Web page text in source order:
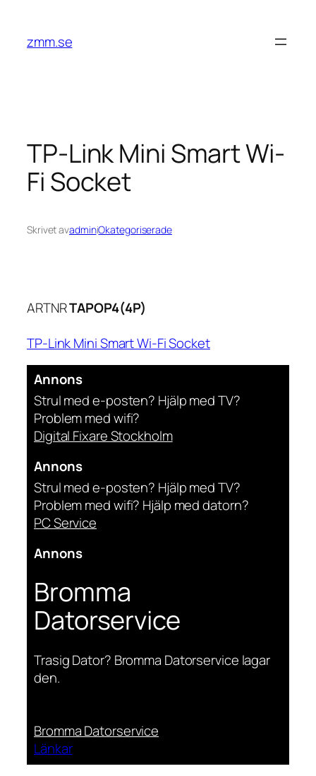
innehåll
zmm.se
TP-Link Mini Smart Wi-
Fi Socket
Skrivet avadminiOkategoriserade
ARTNRTAPOP4(4P)
TP-Link Mini Smart Wi-Fi Socket
Annons
Strul med e-posten? Hjälp med TV?
Problem med wifi?
Digital Fixare Stockholm
Annons
Strul med e-posten? Hjälp med TV?
Problem med wifi? Hjälp med datorn?
PC Service
Annons
Bromma
Datorservice
Trasig Dator? Bromma Datorservice lagar
den.
Bromma Datorservice
Länkar